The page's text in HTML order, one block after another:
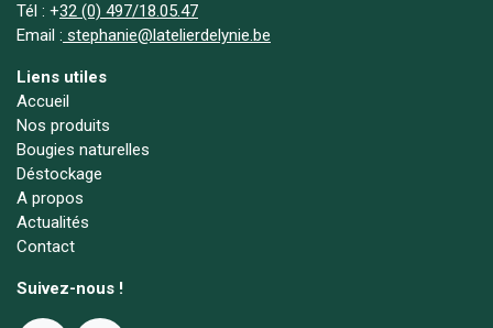
Tél : +32 (0) 497/18.05.47
Email : stephanie@latelierdelynie.be
Liens utiles
Accueil
Nos produits
Bougies naturelles
Déstockage
A propos
Actualités
Contact
Suivez-nous !